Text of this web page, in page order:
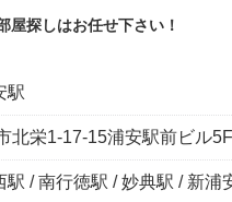
屋探しはお任せ下さい！
駅
北栄1-17-15浦安駅前ビル5F
駅 / 南行徳駅 / 妙典駅 / 新浦